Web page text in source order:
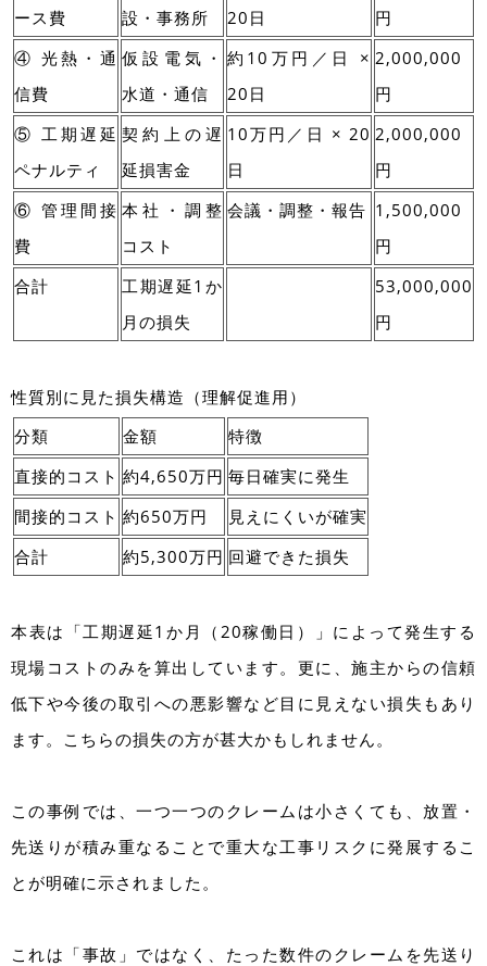
ース費
設・事務所
20日
円
④ 光熱・通
信費
仮設電気・
水道・通信
約10万円／日 ×
20日
2,000,000
円
⑤ 工期遅延
ペナルティ
契約上の遅
延損害金
10万円／日 × 20
日
2,000,000
円
⑥ 管理間接
費
本社・調整
コスト
会議・調整・報告 1,500,000
円
合計
工期遅延1か
月の損失
53,000,000
円
性質別に見た損失構造（理解促進用）
分類
金額
特徴
直接的コスト 約4,650万円 毎日確実に発生
間接的コスト 約650万円
見えにくいが確実
合計
約5,300万円 回避できた損失
本表は「工期遅延1か月（20稼働日）」によって発生する
現場コストのみを算出しています。更に、施主からの信頼
低下や今後の取引への悪影響など目に見えない損失もあり
ます。こちらの損失の方が甚大かもしれません。
この事例では、一つ一つのクレームは小さくても、放置・
先送りが積み重なることで重大な工事リスクに発展するこ
とが明確に示されました。
これは「事故」ではなく、たった数件のクレームを先送り